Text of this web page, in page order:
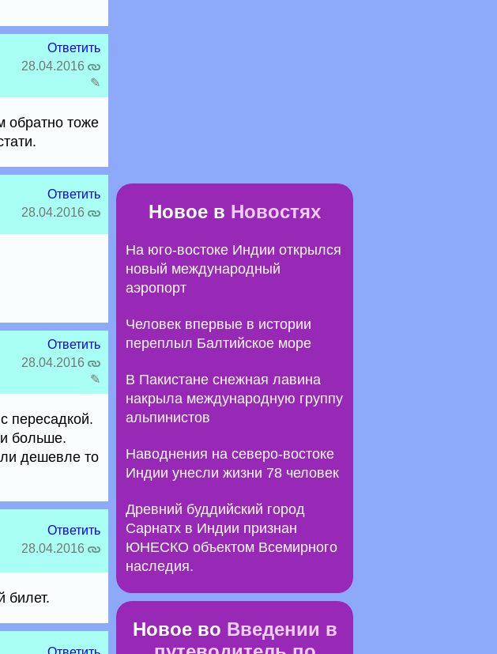
Ответить
28.04.2016
✎
обратно тоже
Ответить
28.04.2016
Ответить
28.04.2016
✎
пересадкой.
больше.
дешевле то
Ответить
28.04.2016
билет.
Новое в Новостях
На юго-востоке Индии открылся
новый международный
аэропорт
Человек впервые в истории
переплыл Балтийское море
В Пакистане снежная лавина
накрыла международную группу
альпинистов
Наводнения на северо-востоке
Индии унесли жизни 78 человек
Древний буддийский город
Сарнатх в Индии признан
ЮНЕСКО объектом Всемирного
наследия.
Новое во Введении в